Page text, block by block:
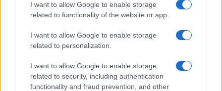
I want to allow Google to enable storage
related to functionality of the website or app.
I want to allow Google to enable storage
related to personalization.
I want to allow Google to enable storage
related to security, including authentication
functionality and fraud prevention, and other
Continua a leggere
SCI ALPINO